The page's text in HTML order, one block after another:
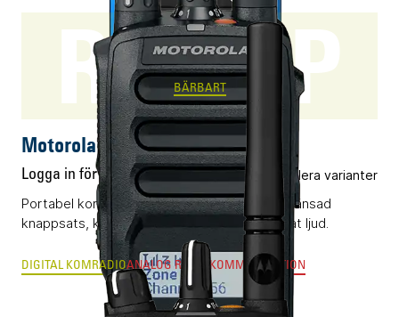
R5 LKP
BÄRBART
Motorola R5 LKP
Logga in för pris Flera varianter
Portabel komradio (DMR) utrustad med begränsad
knappsats, kompakt display och AI-optimerat ljud.
DIGITAL KOMRADIOANALOG RADIOKOMMUNIKATION